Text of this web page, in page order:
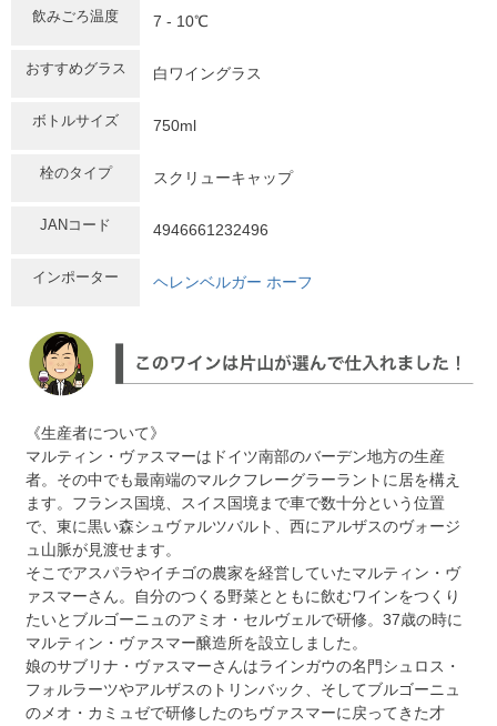
飲みごろ温度 7 - 10℃
おすすめグラス 白ワイングラス
ボトルサイズ 750ml
栓のタイプ スクリューキャップ
JANコード 4946661232496
インポーター ヘレンベルガー ホーフ
《生産者について》
マルティン・ヴァスマーはドイツ南部のバーデン地方の生産
者。その中でも最南端のマルクフレーグラーラントに居を構え
ます。フランス国境、スイス国境まで車で数十分という位置
で、東に黒い森シュヴァルツバルト、西にアルザスのヴォージ
ュ山脈が見渡せます。
そこでアスパラやイチゴの農家を経営していたマルティン・ヴ
ァスマーさん。自分のつくる野菜とともに飲むワインをつくり
たいとブルゴーニュのアミオ・セルヴェルで研修。37歳の時に
マルティン・ヴァスマー醸造所を設立しました。
娘のサブリナ・ヴァスマーさんはラインガウの名門シュロス・
フォルラーツやアルザスのトリンバック、そしてブルゴーニュ
のメオ・カミュゼで研修したのちヴァスマーに戻ってきた才